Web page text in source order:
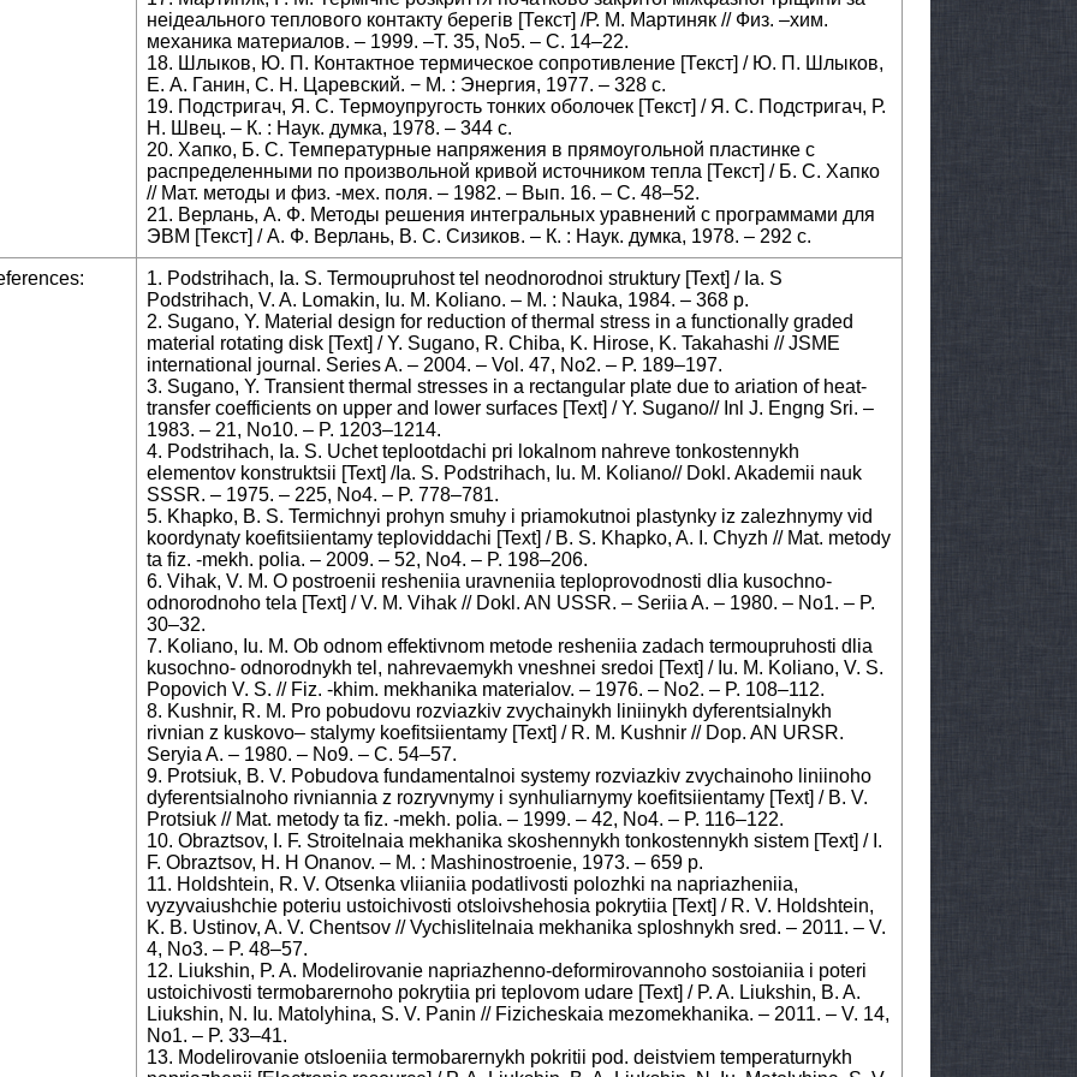
неідеального теплового контакту берегів [Текст] /Р. М. Мартиняк // Физ. –хим.
механика материалов. – 1999. –Т. 35, No5. – С. 14–22.
18. Шлыков, Ю. П. Контактное термическое сопротивление [Текст] / Ю. П. Шлыков,
Е. А. Ганин, С. Н. Царевский. − М. : Энергия, 1977. – 328 с.
19. Подстригач, Я. С. Термоупругость тонких оболочек [Текст] / Я. С. Подстригач, Р.
Н. Швец. – К. : Наук. думка, 1978. – 344 с.
20. Хапко, Б. С. Температурные напряжения в прямоугольной пластинке с
распределенными по произвольной кривой источником тепла [Текст] / Б. С. Хапко
// Мат. методы и физ. -мех. поля. – 1982. – Вып. 16. – С. 48–52.
21. Верлань, А. Ф. Методы решения интегральных уравнений с программами для
ЭВМ [Текст] / А. Ф. Верлань, В. С. Сизиков. – К. : Наук. думка, 1978. – 292 с.
1. Podstrihach, Ia. S. Termoupruhost tel neodnorodnoi struktury [Text] / Ia. S
Podstrihach, V. A. Lomakin, Iu. M. Koliano. – M. : Nauka, 1984. – 368 p.
2. Sugano, Y. Material design for reduction of thermal stress in a functionally graded
material rotating disk [Text] / Y. Sugano, R. Chiba, K. Hirose, K. Takahashi // JSME
international journal. Series A. – 2004. – Vol. 47, No2. – P. 189–197.
3. Sugano, Y. Transient thermal stresses in a rectangular plate due to ariation of heat-
transfer coefficients on upper and lower surfaces [Text] / Y. Sugano// Inl J. Engng Sri. –
1983. – 21, No10. – P. 1203–1214.
4. Podstrihach, Ia. S. Uchet teplootdachi pri lokalnom nahreve tonkostennykh
elementov konstruktsii [Text] /Ia. S. Podstrihach, Iu. M. Koliano// Dokl. Akademii nauk
SSSR. – 1975. – 225, No4. – P. 778–781.
5. Khapko, B. S. Termichnyi prohyn smuhy i priamokutnoi plastynky iz zalezhnymy vid
koordynaty koefitsiientamy teploviddachi [Text] / B. S. Khapko, A. I. Chyzh // Mat. metody
ta fiz. -mekh. polia. – 2009. – 52, No4. – P. 198–206.
6. Vihak, V. M. O postroenii resheniia uravneniia teploprovodnosti dlia kusochno-
odnorodnoho tela [Text] / V. M. Vihak // Dokl. AN USSR. – Seriia A. – 1980. – No1. – P.
30–32.
7. Koliano, Iu. M. Ob odnom effektivnom metode resheniia zadach termoupruhosti dlia
kusochno- odnorodnykh tel, nahrevaemykh vneshnei sredoi [Text] / Iu. M. Koliano, V. S.
Popovich V. S. // Fiz. -khim. mekhanika materialov. – 1976. – No2. – P. 108–112.
8. Kushnir, R. M. Pro pobudovu rozviazkiv zvychainykh liniinykh dyferentsialnykh
rivnian z kuskovo– stalymy koefitsiientamy [Text] / R. M. Kushnir // Dop. AN URSR.
Seryia A. – 1980. – No9. – C. 54–57.
9. Protsiuk, B. V. Pobudova fundamentalnoi systemy rozviazkiv zvychainoho liniinoho
dyferentsialnoho rivniannia z rozryvnymy i synhuliarnymy koefitsiientamy [Text] / B. V.
Protsiuk // Mat. metody ta fiz. -mekh. polia. – 1999. – 42, No4. – P. 116–122.
10. Obraztsov, I. F. Stroitelnaia mekhanika skoshennykh tonkostennykh sistem [Text] / I.
F. Obraztsov, H. H Onanov. – M. : Mashinostroenie, 1973. – 659 p.
11. Holdshtein, R. V. Otsenka vliianiia podatlivosti polozhki na napriazheniia,
vyzyvaiushchie poteriu ustoichivosti otsloivshehosia pokrytiia [Text] / R. V. Holdshtein,
K. B. Ustinov, A. V. Chentsov // Vychislitelnaia mekhanika sploshnykh sred. – 2011. – V.
4, No3. – P. 48–57.
12. Liukshin, P. A. Modelirovanie napriazhenno-deformirovannoho sostoianiia i poteri
ustoichivosti termobarernoho pokrytiia pri teplovom udare [Text] / P. A. Liukshin, B. A.
Liukshin, N. Iu. Matolyhina, S. V. Panin // Fizicheskaia mezomekhanika. – 2011. – V. 14,
No1. – P. 33–41.
13. Modelirovanie otsloeniia termobarernykh pokritii pod. deistviem temperaturnykh